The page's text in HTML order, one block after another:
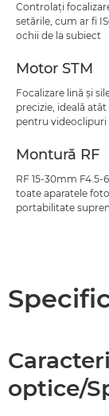
Controlaţi
setările, cum ar fi
ochii de la subiect
Motor STM
Focalizare lină şi
precizie, ideală
pentru videoclipuri
Montură RF
RF 15-30mm F4.5-
toate aparatele
portabilitate
optice/